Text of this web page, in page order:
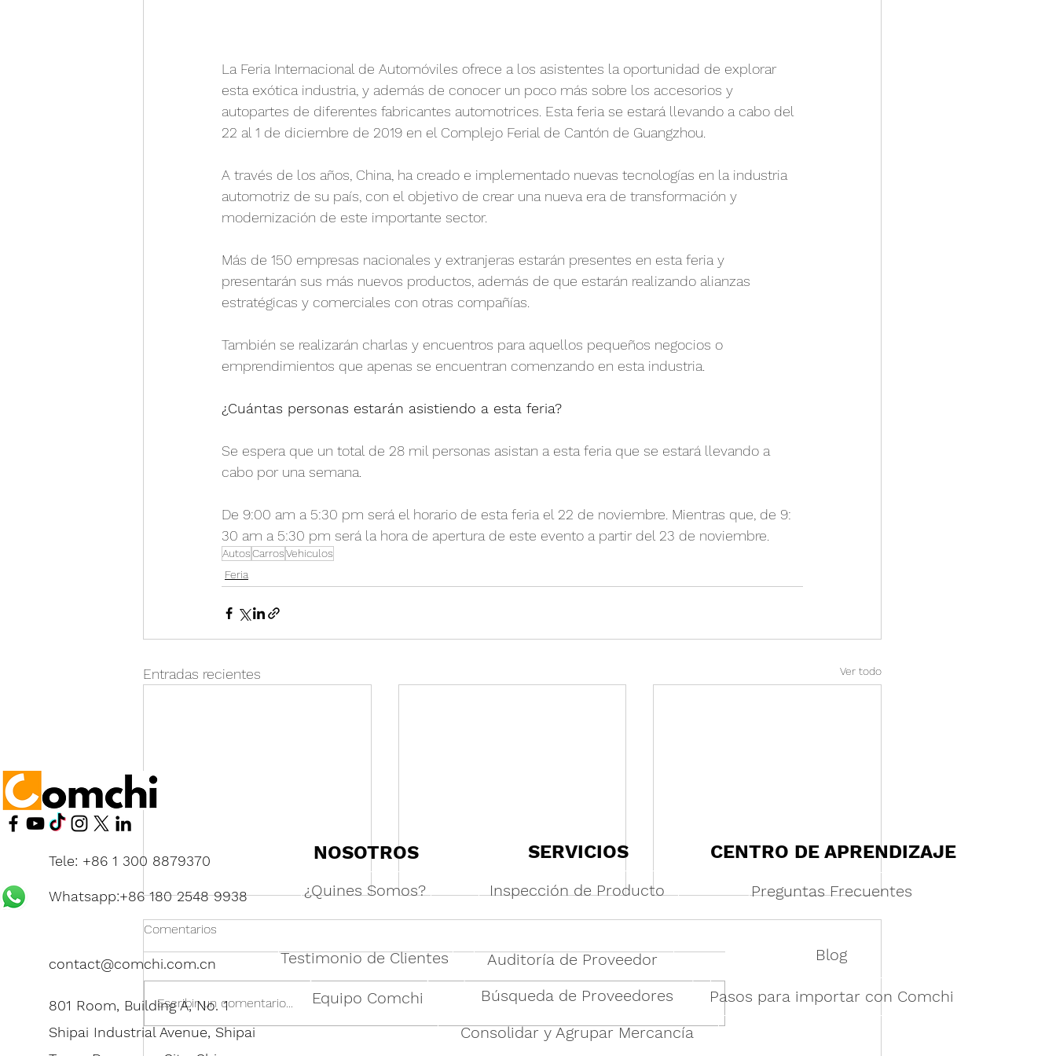
La Feria Internacional de Automóviles ofrece a los asistentes la oportunidad de explorar
esta exótica industria, y además de conocer un poco más sobre los accesorios y
autopartes de diferentes fabricantes automotrices. Esta feria se estará llevando a cabo del
22 al 1 de diciembre de 2019 en el Complejo Ferial de Cantón de Guangzhou.
A través de los años, China, ha creado e implementado nuevas tecnologías en la industria
automotriz de su país, con el objetivo de crear una nueva era de transformación y
modernización de este importante sector.
Más de 150 empresas nacionales y extranjeras estarán presentes en esta feria y
presentarán sus más nuevos productos, además de que estarán realizando alianzas
estratégicas y comerciales con otras compañías.
También se realizarán charlas y encuentros para aquellos pequeños negocios o
emprendimientos que apenas se encuentran comenzando en esta industria.
¿Cuántas personas estarán asistiendo a esta feria?
Se espera que un total de 28 mil personas asistan a esta feria que se estará llevando a
cabo por una semana.
De 9:00 am a 5:30 pm será el horario de esta feria el 22 de noviembre. Mientras que, de 9:
30 am a 5:30 pm será la hora de apertura de este evento a partir del 23 de noviembre.
AutosCarrosVehiculos
Feria
Entradas recientes Ver todo
Feria de Cantón en China: La
Comentarios
Escribir un comentario...
Tele: +86 1 300 8879370
Whatsapp:+86 180 2548 9938
contact@comchi.com.cn
801 Room, Building A, No. 1
Shipai Industrial Avenue, Shipai
NOSOTROS
¿Quines Somos?
SERVICIOS CENTRO DE APRENDIZAJE
Inspección de Producto Preguntas Frecuentes
Testimonio de Clientes
Equipo Comchi
Auditoría de Proveedor
Búsqueda de Proveedores
Blog
Pasos para importar con Comchi
Consolidar y Agrupar Mercancía